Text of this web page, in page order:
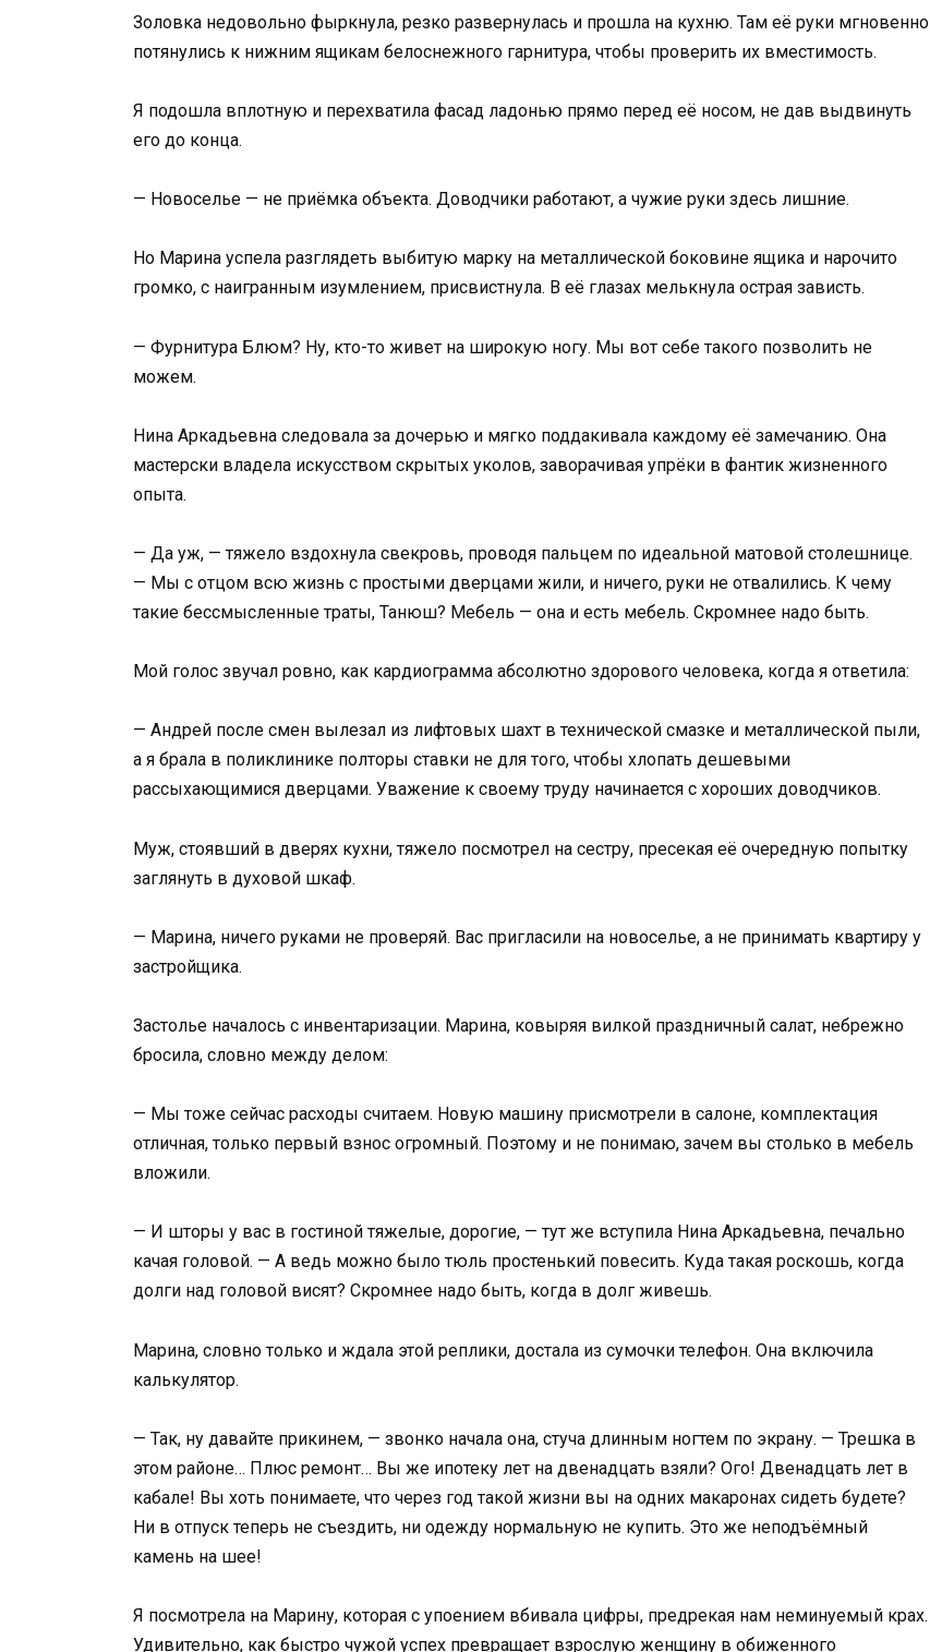
Золовка недовольно фыркнула, резко развернулась и прошла на кухню. Там её руки мгновенно
потянулись к нижним ящикам белоснежного гарнитура, чтобы проверить их вместимость.
Я подошла вплотную и перехватила фасад ладонью прямо перед её носом, не дав выдвинуть
его до конца.
— Новоселье — не приёмка объекта. Доводчики работают, а чужие руки здесь лишние.
Но Марина успела разглядеть выбитую марку на металлической боковине ящика и нарочито
громко, с наигранным изумлением, присвистнула. В её глазах мелькнула острая зависть.
— Фурнитура Блюм? Ну, кто-то живет на широкую ногу. Мы вот себе такого позволить не
можем.
Нина Аркадьевна следовала за дочерью и мягко поддакивала каждому её замечанию. Она
мастерски владела искусством скрытых уколов, заворачивая упрёки в фантик жизненного
опыта.
— Да уж, — тяжело вздохнула свекровь, проводя пальцем по идеальной матовой столешнице.
— Мы с отцом всю жизнь с простыми дверцами жили, и ничего, руки не отвалились. К чему
такие бессмысленные траты, Танюш? Мебель — она и есть мебель. Скромнее надо быть.
Мой голос звучал ровно, как кардиограмма абсолютно здорового человека, когда я ответила:
— Андрей после смен вылезал из лифтовых шахт в технической смазке и металлической пыли,
а я брала в поликлинике полторы ставки не для того, чтобы хлопать дешевыми
рассыхающимися дверцами. Уважение к своему труду начинается с хороших доводчиков.
Муж, стоявший в дверях кухни, тяжело посмотрел на сестру, пресекая её очередную попытку
заглянуть в духовой шкаф.
— Марина, ничего руками не проверяй. Вас пригласили на новоселье, а не принимать квартиру у
застройщика.
Застолье началось с инвентаризации. Марина, ковыряя вилкой праздничный салат, небрежно
бросила, словно между делом:
— Мы тоже сейчас расходы считаем. Новую машину присмотрели в салоне, комплектация
отличная, только первый взнос огромный. Поэтому и не понимаю, зачем вы столько в мебель
вложили.
— И шторы у вас в гостиной тяжелые, дорогие, — тут же вступила Нина Аркадьевна, печально
качая головой. — А ведь можно было тюль простенький повесить. Куда такая роскошь, когда
долги над головой висят? Скромнее надо быть, когда в долг живешь.
Марина, словно только и ждала этой реплики, достала из сумочки телефон. Она включила
калькулятор.
— Так, ну давайте прикинем, — звонко начала она, стуча длинным ногтем по экрану. — Трешка в
этом районе… Плюс ремонт… Вы же ипотеку лет на двенадцать взяли? Ого! Двенадцать лет в
кабале! Вы хоть понимаете, что через год такой жизни вы на одних макаронах сидеть будете?
Ни в отпуск теперь не съездить, ни одежду нормальную не купить. Это же неподъёмный
камень на шее!
Я посмотрела на Марину, которая с упоением вбивала цифры, предрекая нам неминуемый крах.
Удивительно, как быстро чужой успех превращает взрослую женщину в обиженного